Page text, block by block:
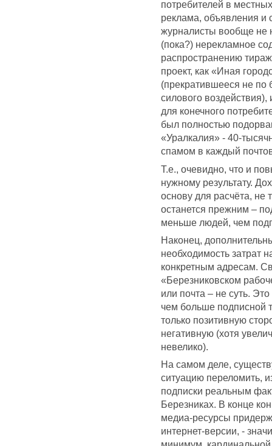
потребителей в
реклама, объявления и
журналисты вообще
(пока?) нерекламное
распространению
проект, как «Иная
(прекратившееся не по
силового
для конечного
был полностью
«Уралкалия» - 40-
спамом в каждый
Т.е., очевидно, что и
нужному результату.
основу для расчёта, не
останется прежним –
меньше людей, чем
Наконец,
необходимость затрат
конкретным адресам.
«Березниковском
или почта – не суть.
чем больше подписной
только позитивную
негативную (хотя
невелико).
На самом деле,
ситуацию переломить,
подписки реальным
Березниках. В конце
медиа-ресурсы
интернет-версии, -